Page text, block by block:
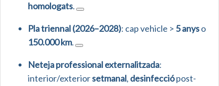
homologats.
Pla triennal (2026–2028): cap vehicle > 5 anyso
150.000 km.
Neteja professional externalitzada:
interior/exteriorsetmanal, desinfecciópost-